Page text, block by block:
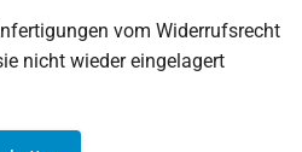
vom Widerrufsrecht
nicht wieder eingelagert